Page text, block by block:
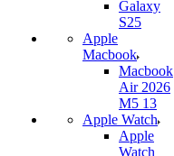
Galaxy
S25
Apple
Macbook
Macbook
Air 2026
M5 13
Apple Watch
Apple
Watch